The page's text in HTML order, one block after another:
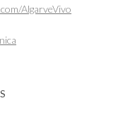
AlgarveVivo